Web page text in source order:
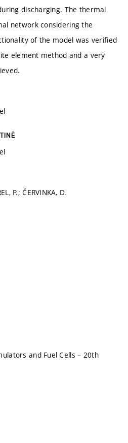
discharging. The thermal
network considering the
of the model was verified
element method and a very
P.; ČERVINKA, D.
and Fuel Cells – 20th